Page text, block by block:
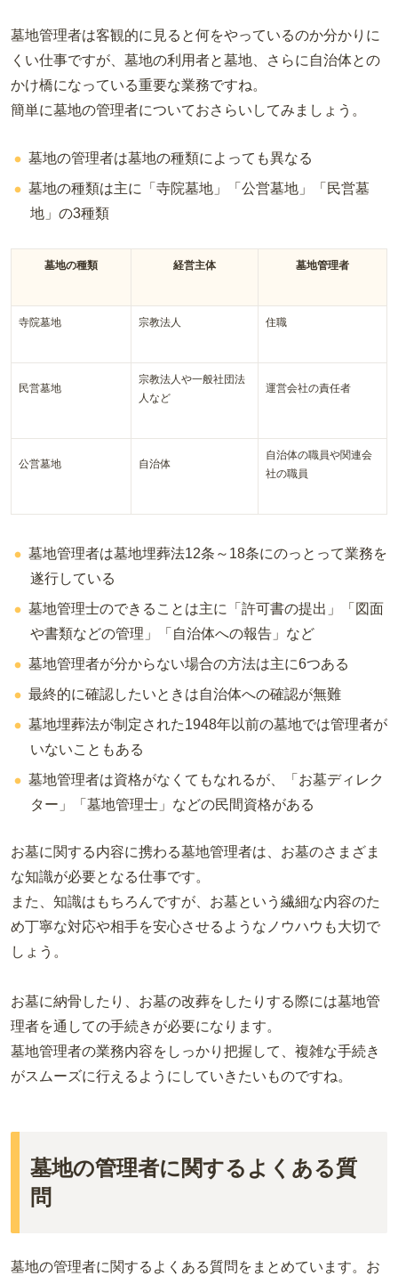
墓地管理者は客観的に見ると何をやっているのか分かりに
くい仕事ですが、墓地の利用者と墓地、さらに自治体との
かけ橋になっている重要な業務ですね。
簡単に墓地の管理者についておさらいしてみましょう。
墓地の管理者は墓地の種類によっても異なる
墓地の種類は主に「寺院墓地」「公営墓地」「民営墓
地」の3種類
墓地の種類 経営主体 墓地管理者
寺院墓地 宗教法人 住職
民営墓地
宗教法人や一般社団法
人など
運営会社の責任者
公営墓地 自治体
自治体の職員や関連会
社の職員
墓地管理者は墓地埋葬法12条～18条にのっとって業務を
遂行している
墓地管理士のできることは主に「許可書の提出」「図面
や書類などの管理」「自治体への報告」など
墓地管理者が分からない場合の方法は主に6つある
最終的に確認したいときは自治体への確認が無難
墓地埋葬法が制定された1948年以前の墓地では管理者が
いないこともある
墓地管理者は資格がなくてもなれるが、「お墓ディレク
ター」「墓地管理士」などの民間資格がある
お墓に関する内容に携わる墓地管理者は、お墓のさまざま
な知識が必要となる仕事です。
また、知識はもちろんですが、お墓という繊細な内容のた
め丁寧な対応や相手を安心させるようなノウハウも大切で
しょう。
お墓に納骨したり、お墓の改葬をしたりする際には墓地管
理者を通しての手続きが必要になります。
墓地管理者の業務内容をしっかり把握して、複雑な手続き
がスムーズに行えるようにしていきたいものですね。
墓地の管理者に関するよくある質
問
墓地の管理者に関するよくある質問をまとめています。お